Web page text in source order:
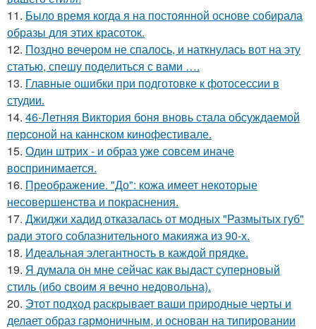
11. Было время когда я на постоянной основе собирала
образы для этих красоток.
12. Поздно вечером не спалось, и наткнулась вот на эту
статью, спешу поделиться с вами ….
13. Главные ошибки при подготовке к фотосессии в
студии.
14. 46-Летняя Виктория боня вновь стала обсуждаемой
персоной на каннском кинофестивале.
15. Один штрих - и образ уже совсем иначе
воспринимается.
16. Преображение. "До": кожа имеет некоторые
несовершенства и покраснения.
17. Джиджи хадид отказалась от модных "Размытых губ"
ради этого соблазнительного макияжа из 90-х.
18. Идеальная элегантность в каждой прядке.
19. Я думала он мне сейчас как выдаст суперновый
стиль (ибо своим я вечно недовольна).
20. Этот подход раскрывает ваши природные черты и
делает образ гармоничным, и основан на типировании